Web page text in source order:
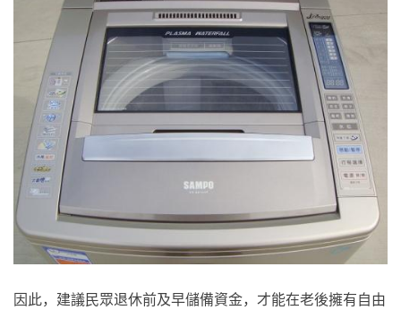
因此，建議民眾退休前及早儲備資金，才能在老後擁有自由